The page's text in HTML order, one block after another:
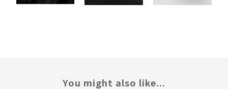
You might also like...